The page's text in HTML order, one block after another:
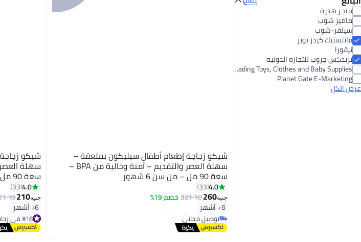
3.7متجر هدية
ماميز شوب
سيلفر-شوب
فانتستيك كيدز تويز
نيڤورا
تريدكس جروب للتجاره الدوليه
Our Kids for Trading Toys, Clothes and Baby Supplies
Planet Gate E-Marketing
عرض الكل
شيكو زجاجة إطعام أطفال سيليكون بملعقة –
سهلة العصر والتقديم – آمنة وخالية من BPA –
سعة 90 مل – من سن 6 شهور
4.0
33
جنيه260
321.10خصم 19%
6+ أشهر#34 في زجاجات الرضاعة
أقل سعر في 7 يوم
توصيل مجاني
#34 في زجاجات الرضاعة
شيكو
سعة 90 مل – من سن 6 شهور
4.0
33
جنيه210
6+ أشهر
#18 في زجاجات الرضاعة
توصيل
#18 في زجاجات الرضاعة